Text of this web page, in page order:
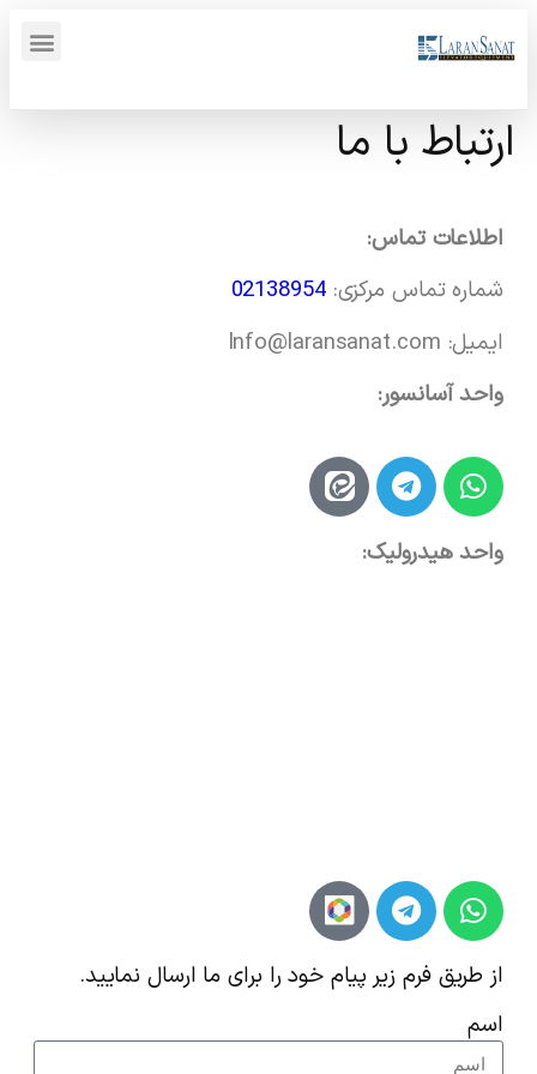
ارتباط با ما
اطلاعات تماس:
شماره تماس مرکزی:02138954
ایمیل: lnfo@laransanat.com
واحد آسانسور:
واحد هیدرولیک:
از طریق فرم زیر پیام خود را برای ما ارسال نمایید.
اسم